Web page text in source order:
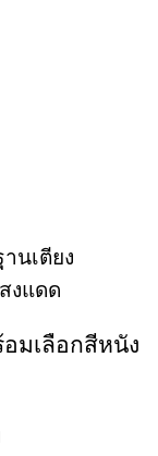
นเตียง
งแดด
มเลือกสีหนัง